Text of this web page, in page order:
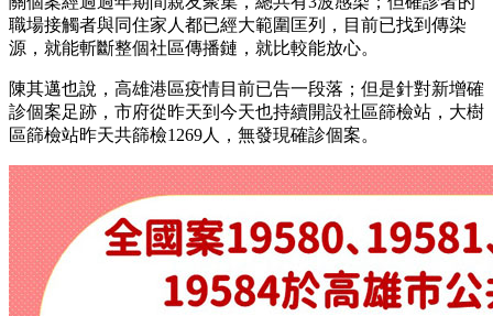
職場接觸者與同住家人都已經大範圍匡列，目前已找到傳染
源，就能斬斷整個社區傳播鏈，就比較能放心。
陳其邁也說，高雄港區疫情目前已告一段落；但是針對新增確
診個案足跡，市府從昨天到今天也持續開設社區篩檢站，大樹
區篩檢站昨天共篩檢1269人，無發現確診個案。